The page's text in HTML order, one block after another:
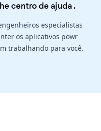
centro de ajuda .
especialistas
os aplicativos powr
trabalhando para você.